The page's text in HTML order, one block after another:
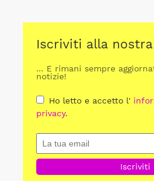
Iscriviti alla
... E rimani sempre
notizie!
Ho letto e accetto l'
privacy.